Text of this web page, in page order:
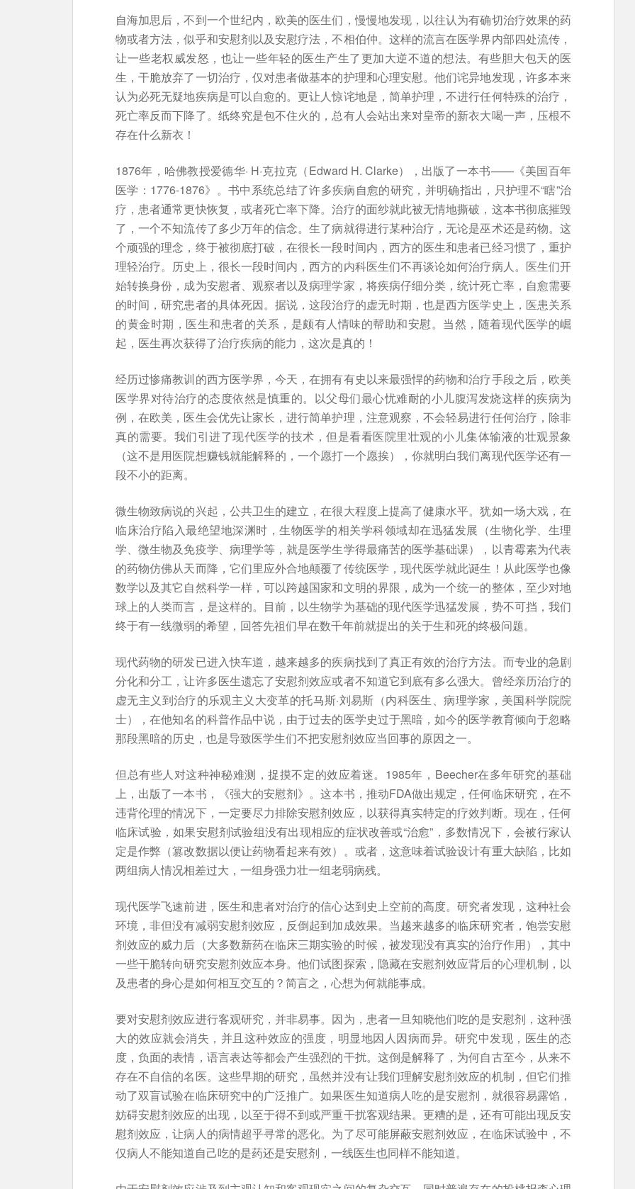
自海加思后，不到一个世纪内，欧美的医生们，慢慢地发现，以往认为有确切治疗效果的药
物或者方法，似乎和安慰剂以及安慰疗法，不相伯仲。这样的流言在医学界内部四处流传，
让一些老权威发怒，也让一些年轻的医生产生了更加大逆不道的想法。有些胆大包天的医
生，干脆放弃了一切治疗，仅对患者做基本的护理和心理安慰。他们诧异地发现，许多本来
认为必死无疑地疾病是可以自愈的。更让人惊诧地是，简单护理，不进行任何特殊的治疗，
死亡率反而下降了。纸终究是包不住火的，总有人会站出来对皇帝的新衣大喝一声，压根不
存在什么新衣！
1876年，哈佛教授爱德华· H·克拉克（Edward H. Clarke），出版了一本书——《美国百年
医学：1776-1876》。书中系统总结了许多疾病自愈的研究，并明确指出，只护理不“瞎”治
疗，患者通常更快恢复，或者死亡率下降。治疗的面纱就此被无情地撕破，这本书彻底摧毁
了，一个不知流传了多少万年的信念。生了病就得进行某种治疗，无论是巫术还是药物。这
个顽强的理念，终于被彻底打破，在很长一段时间内，西方的医生和患者已经习惯了，重护
理轻治疗。历史上，很长一段时间内，西方的内科医生们不再谈论如何治疗病人。医生们开
始转换身份，成为安慰者、观察者以及病理学家，将疾病仔细分类，统计死亡率，自愈需要
的时间，研究患者的具体死因。据说，这段治疗的虚无时期，也是西方医学史上，医患关系
的黄金时期，医生和患者的关系，是颇有人情味的帮助和安慰。当然，随着现代医学的崛
起，医生再次获得了治疗疾病的能力，这次是真的！
经历过惨痛教训的西方医学界，今天，在拥有有史以来最强悍的药物和治疗手段之后，欧美
医学界对待治疗的态度依然是慎重的。以父母们最心忧难耐的小儿腹泻发烧这样的疾病为
例，在欧美，医生会优先让家长，进行简单护理，注意观察，不会轻易进行任何治疗，除非
真的需要。我们引进了现代医学的技术，但是看看医院里壮观的小儿集体输液的壮观景象
（这不是用医院想赚钱就能解释的，一个愿打一个愿挨），你就明白我们离现代医学还有一
段不小的距离。
微生物致病说的兴起，公共卫生的建立，在很大程度上提高了健康水平。犹如一场大戏，在
临床治疗陷入最绝望地深渊时，生物医学的相关学科领域却在迅猛发展（生物化学、生理
学、微生物及免疫学、病理学等，就是医学生学得最痛苦的医学基础课），以青霉素为代表
的药物仿佛从天而降，它们里应外合地颠覆了传统医学，现代医学就此诞生！从此医学也像
数学以及其它自然科学一样，可以跨越国家和文明的界限，成为一个统一的整体，至少对地
球上的人类而言，是这样的。目前，以生物学为基础的现代医学迅猛发展，势不可挡，我们
终于有一线微弱的希望，回答先祖们早在数千年前就提出的关于生和死的终极问题。
现代药物的研发已进入快车道，越来越多的疾病找到了真正有效的治疗方法。而专业的急剧
分化和分工，让许多医生遗忘了安慰剂效应或者不知道它到底有多么强大。曾经亲历治疗的
虚无主义到治疗的乐观主义大变革的托马斯·刘易斯（内科医生、病理学家，美国科学院院
士），在他知名的科普作品中说，由于过去的医学史过于黑暗，如今的医学教育倾向于忽略
那段黑暗的历史，也是导致医学生们不把安慰剂效应当回事的原因之一。
但总有些人对这种神秘难测，捉摸不定的效应着迷。1985年，Beecher在多年研究的基础
上，出版了一本书，《强大的安慰剂》。这本书，推动FDA做出规定，任何临床研究，在不
违背伦理的情况下，一定要尽力排除安慰剂效应，以获得真实特定的疗效判断。现在，任何
临床试验，如果安慰剂试验组没有出现相应的症状改善或“治愈”，多数情况下，会被行家认
定是作弊（篡改数据以便让药物看起来有效）。或者，这意味着试验设计有重大缺陷，比如
两组病人情况相差过大，一组身强力壮一组老弱病残。
现代医学飞速前进，医生和患者对治疗的信心达到史上空前的高度。研究者发现，这种社会
环境，非但没有减弱安慰剂效应，反倒起到加成效果。当越来越多的临床研究者，饱尝安慰
剂效应的威力后（大多数新药在临床三期实验的时候，被发现没有真实的治疗作用），其中
一些干脆转向研究安慰剂效应本身。他们试图探索，隐藏在安慰剂效应背后的心理机制，以
及患者的身心是如何相互交互的？简言之，心想为何就能事成。
要对安慰剂效应进行客观研究，并非易事。因为，患者一旦知晓他们吃的是安慰剂，这种强
大的效应就会消失，并且这种效应的强度，明显地因人因病而异。研究中发现，医生的态
度，负面的表情，语言表达等都会产生强烈的干扰。这倒是解释了，为何自古至今，从来不
存在不自信的名医。这些早期的研究，虽然并没有让我们理解安慰剂效应的机制，但它们推
动了双盲试验在临床研究中的广泛推广。如果医生知道病人吃的是安慰剂，就很容易露馅，
妨碍安慰剂效应的出现，以至于得不到或严重干扰客观结果。更糟的是，还有可能出现反安
慰剂效应，让病人的病情超乎寻常的恶化。为了尽可能屏蔽安慰剂效应，在临床试验中，不
仅病人不能知道自己吃的是药还是安慰剂，一线医生也同样不能知道。